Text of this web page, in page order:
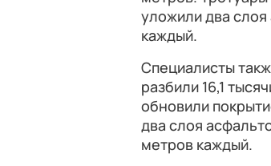
уложили два
каждый.
Специалисты
разбили 16,1
обновили
два слоя
метров каждый.